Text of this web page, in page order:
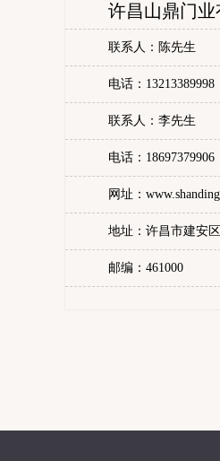
许昌山鼎门业
联系人：陈先生
电话：13213389998
联系人：李先生
电话：18697379906
网址：
地址：许昌市建安
邮编：461000